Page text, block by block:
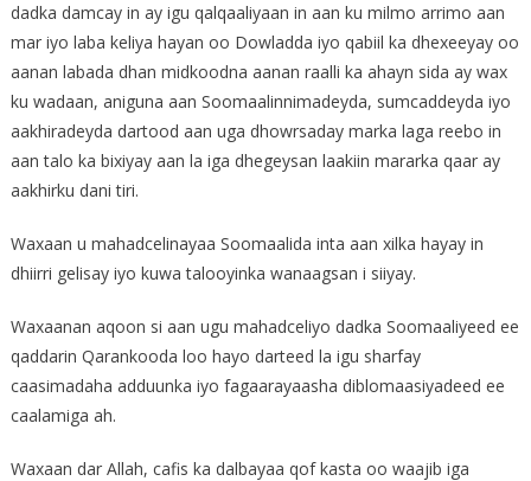
dadka damcay in ay igu qalqaaliyaan in aan ku milmo arrimo aan
mar iyo laba keliya hayan oo Dowladda iyo qabiil ka dhexeeyay oo
aanan labada dhan midkoodna aanan raalli ka ahayn sida ay wax
ku wadaan, aniguna aan Soomaalinnimadeyda, sumcaddeyda iyo
aakhiradeyda dartood aan uga dhowrsaday marka laga reebo in
aan talo ka bixiyay aan la iga dhegeysan laakiin mararka qaar ay
aakhirku dani tiri.
Waxaan u mahadcelinayaa Soomaalida inta aan xilka hayay in
dhiirri gelisay iyo kuwa talooyinka wanaagsan i siiyay.
Waxaanan aqoon si aan ugu mahadceliyo dadka Soomaaliyeed ee
qaddarin Qarankooda loo hayo darteed la igu sharfay
caasimadaha adduunka iyo fagaarayaasha diblomaasiyadeed ee
caalamiga ah.
Waxaan dar Allah, cafis ka dalbayaa qof kasta oo waajib iga